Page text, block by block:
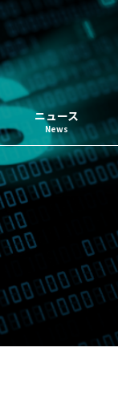
ニュース
News